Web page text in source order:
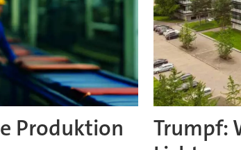
Produktion
Trumpf: